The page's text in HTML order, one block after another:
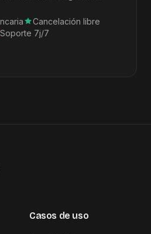
Cancelación libre
Soporte 7j/7
Casos de uso